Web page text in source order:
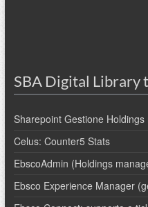
SBA Digital Library
Sharepoint Gestione
Celus: Counter5 Stats
EbscoAdmin (Holdings
Ebsco Experience Manager